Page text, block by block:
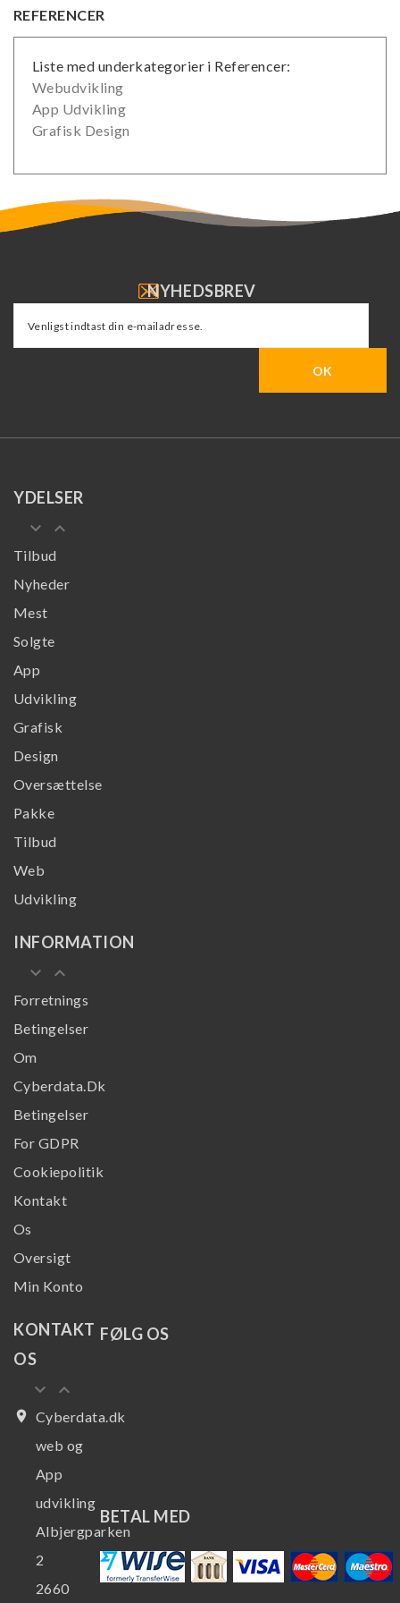
REFERENCER
Liste med underkategorier i Referencer:
Webudvikling
App Udvikling
Grafisk Design
NYHEDSBREV
YDELSER
keyboard_arrow_down keyboard_arrow_up
Tilbud
Nyheder
Mest
Solgte
App
Udvikling
Grafisk
Design
Oversættelse
Pakke
Tilbud
Web
Udvikling
INFORMATION
keyboard_arrow_down keyboard_arrow_up
Forretnings
Betingelser
Om
Cyberdata.dk
Betingelser
For GDPR
Cookiepolitik
Kontakt
Os
Oversigt
Min Konto
KONTAKT
OS
keyboard_arrow_down keyboard_arrow_up
place Cyberdata.dk
web og
App
udvikling
Albjergparken
2
2660
FØLG OS
BETAL MED